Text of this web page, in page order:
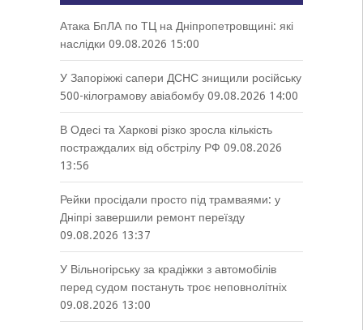
Атака БпЛА по ТЦ на Дніпропетровщині: які
наслідки 09.08.2026 15:00
У Запоріжжі сапери ДСНС знищили російську
500-кілограмову авіабомбу 09.08.2026 14:00
В Одесі та Харкові різко зросла кількість
постраждалих від обстрілу РФ 09.08.2026
13:56
Рейки просідали просто під трамваями: у
Дніпрі завершили ремонт переїзду
09.08.2026 13:37
У Вільногірську за крадіжки з автомобілів
перед судом постануть троє неповнолітніх
09.08.2026 13:00